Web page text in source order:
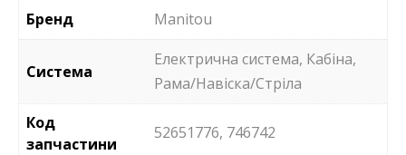
Бренд Manitou
Система
Електрична система, Кабіна,
Рама/Навіска/Стріла
Код
запчастини
52651776, 746742